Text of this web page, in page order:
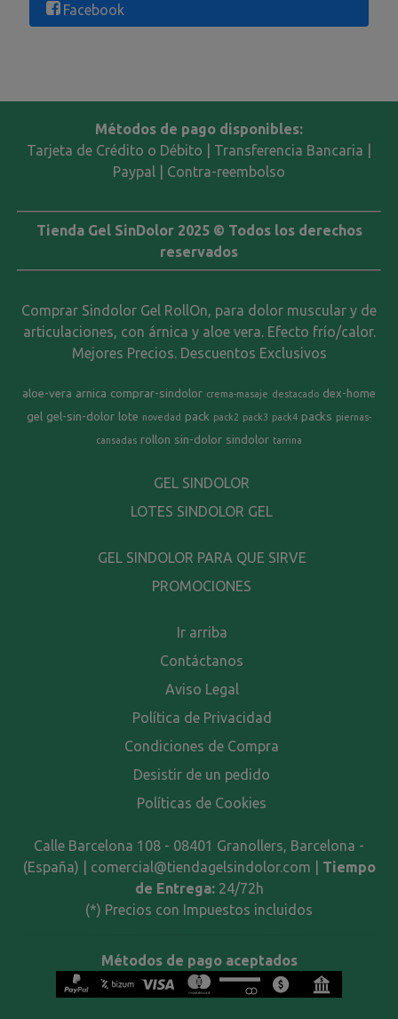
Facebook
Métodos de pago disponibles:
Tarjeta de Crédito o Débito | Transferencia Bancaria |
Paypal | Contra-reembolso
Tienda Gel SinDolor 2025 © Todos los derechos
reservados
Comprar Sindolor Gel RollOn, para dolor muscular y de
articulaciones, con árnica y aloe vera. Efecto frío/calor.
Mejores Precios. Descuentos Exclusivos
aloe-vera arnica comprar-sindolor crema-masaje destacado dex-home
gel gel-sin-dolor lote novedad pack pack2 pack3 pack4 packs piernas-
cansadas rollon sin-dolor sindolor tarrina
GEL SINDOLOR
LOTES SINDOLOR GEL
GEL SINDOLOR PARA QUE SIRVE
PROMOCIONES
Ir arriba
Contáctanos
Aviso Legal
Política de Privacidad
Condiciones de Compra
Desistir de un pedido
Políticas de Cookies
Calle Barcelona 108 - 08401 Granollers, Barcelona -
(España) | comercial@tiendagelsindolor.com | Tiempo
de Entrega: 24/72h
(*) Precios con Impuestos incluidos
Métodos de pago aceptados